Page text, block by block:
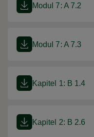
Modul 7: A 7.2
Modul 7: A 7.3
Kapitel 1: B 1.4
Kapitel 2: B 2.6